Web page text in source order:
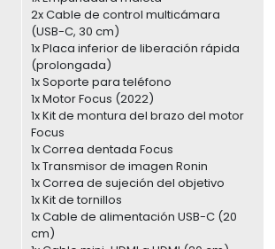
2x Cable de control multicámara
(USB-C, 30 cm)
1x Placa inferior de liberación rápida
(prolongada)
1x Soporte para teléfono
1x Motor Focus (2022)
1x Kit de montura del brazo del motor
Focus
1x Correa dentada Focus
1x Transmisor de imagen Ronin
1x Correa de sujeción del objetivo
1x Kit de tornillos
1x Cable de alimentación USB-C (20
cm)